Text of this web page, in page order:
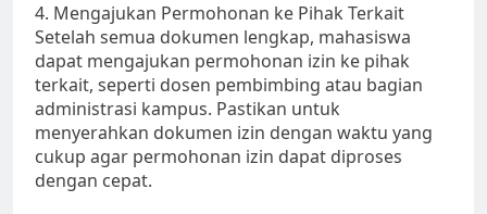
4. Mengajukan Permohonan ke Pihak Terkait
Setelah semua dokumen lengkap, mahasiswa
dapat mengajukan permohonan izin ke pihak
terkait, seperti dosen pembimbing atau bagian
administrasi kampus. Pastikan untuk
menyerahkan dokumen izin dengan waktu yang
cukup agar permohonan izin dapat diproses
dengan cepat.